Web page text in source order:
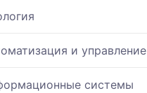
и управление
системы